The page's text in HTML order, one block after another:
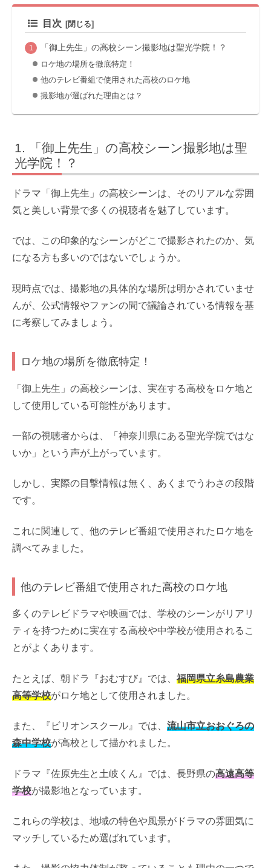
目次
「御上先生」の高校シーン撮影地は聖光学院！？
ロケ地の場所を徹底特定！
他のテレビ番組で使用された高校のロケ地
撮影地が選ばれた理由とは？
「御上先生」の高校シーン撮影地は聖
光学院！？
ドラマ「御上先生」の高校シーンは、そのリアルな雰囲
気と美しい背景で多くの視聴者を魅了しています。
では、この印象的なシーンがどこで撮影されたのか、気
になる方も多いのではないでしょうか。
現時点では、撮影地の具体的な場所は明かされていませ
んが、公式情報やファンの間で議論されている情報を基
に考察してみましょう。
ロケ地の場所を徹底特定！
「御上先生」の高校シーンは、実在する高校をロケ地と
して使用している可能性があります。
一部の視聴者からは、「神奈川県にある聖光学院ではな
いか」という声が上がっています。
しかし、実際の目撃情報は無く、あくまでうわさの段階
です。
これに関連して、他のテレビ番組で使用されたロケ地を
調べてみました。
他のテレビ番組で使用された高校のロケ地
多くのテレビドラマや映画では、学校のシーンがリアリ
ティを持つために実在する高校や中学校が使用されるこ
とがよくあります。
たとえば、朝ドラ『おむすび』では、 福岡県立糸島農業
高等学校がロケ地として使用されました。
また、『ビリオンスクール』では、 流山市立おおぐろの
森中学校が高校として描かれました。
ドラマ『佐原先生と土岐くん』では、長野県の高遠高等
学校が撮影地となっています。
これらの学校は、地域の特色や風景がドラマの雰囲気に
マッチしているため選ばれています。